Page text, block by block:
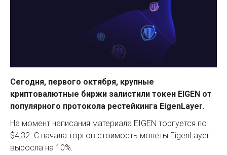
Сегодня, первого октября, крупные
криптовалютные биржи залистили токен EIGEN от
популярного протокола рестейкинга EigenLayer.
На момент написания материала EIGEN торгуется по
$4,32. С начала торгов стоимость монеты EigenLayer
выросла на 10%.